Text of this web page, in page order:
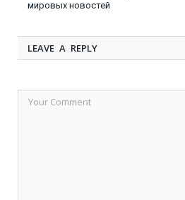
мировых новостей
LEAVE A REPLY